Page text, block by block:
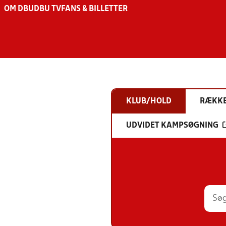
OM DBU DBU TV FANS & BILLETTER
KLUB/HOLD
UDVIDET KAMPSØGNING